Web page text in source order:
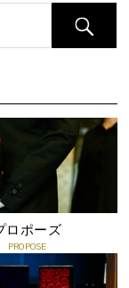
注意ください。乾
る場合がございま
。
ロポーズ
PROPOSE